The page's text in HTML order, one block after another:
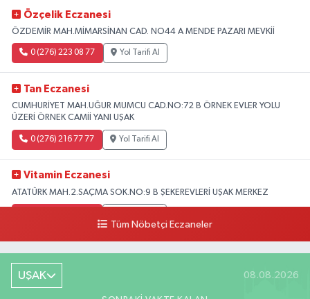
Özçelik Eczanesi
ÖZDEMİR MAH.MİMARSİNAN CAD. NO44 A MENDE PAZARI MEVKİİ
0 (276) 223 08 77 Yol Tarifi Al
Tan Eczanesi
CUMHURİYET MAH.UĞUR MUMCU CAD.NO:72 B ÖRNEK EVLER YOLU
ÜZERİ ÖRNEK CAMİİ YANI UŞAK
0 (276) 216 77 77 Yol Tarifi Al
Vitamin Eczanesi
ATATÜRK MAH.2.SAÇMA SOK.NO:9 B ŞEKEREVLERİ UŞAK MERKEZ
Tüm Nöbetçi Eczaneler
UŞAK 08.08.2026